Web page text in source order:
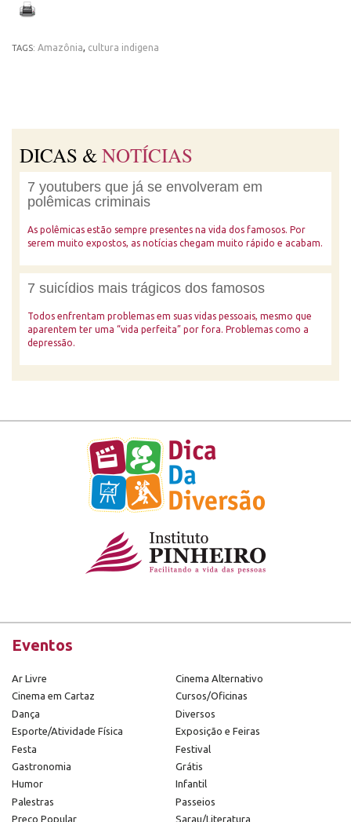
TAGS: Amazônia, cultura indigena
DICAS &NOTÍCIAS
7 youtubers que já se envolveram em
polêmicas criminais
As polêmicas estão sempre presentes na vida dos famosos. Por
serem muito expostos, as notícias chegam muito rápido e acabam.
7 suicídios mais trágicos dos famosos
Todos enfrentam problemas em suas vidas pessoais, mesmo que
aparentem ter uma “vida perfeita” por fora. Problemas como a
depressão.
Eventos
Ar Livre
Cinema Alternativo
Cinema em Cartaz
Cursos/Oficinas
Dança
Diversos
Esporte/Atividade Física
Exposição e Feiras
Festa
Festival
Gastronomia
Grátis
Humor
Infantil
Palestras
Passeios
Preço Popular
Sarau/Literatura